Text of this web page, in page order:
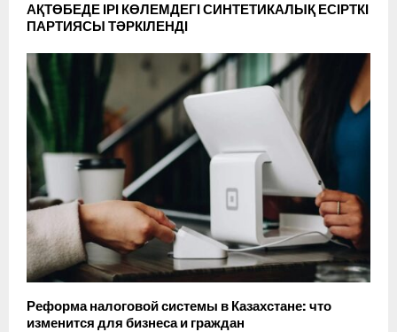
АҚТӨБЕДЕ ІРІ КӨЛЕМДЕГІ СИНТЕТИКАЛЫҚ ЕСІРТКІ
ПАРТИЯСЫ ТӘРКІЛЕНДІ
Реформа налоговой системы в Казахстане: что
изменится для бизнеса и граждан